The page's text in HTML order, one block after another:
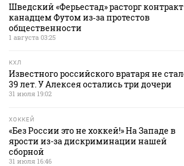
Шведский «Ферьестад» расторг контракт
канадцем Футом из‑за протестов
общественности
1 августа 03:25
КХЛ
Известного российского вратаря не
39 лет. У Алексея остались три дочери
31 июля 19:02
ХОККЕЙ
«Без России это не хоккей!» На Западе в
ярости из-за дискриминации нашей
сборной
31 июля 16:46